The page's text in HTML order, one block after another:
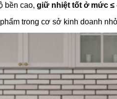
bền cao, giữ nhiệt tốt ở mức ≤
trong cơ sở kinh doanh